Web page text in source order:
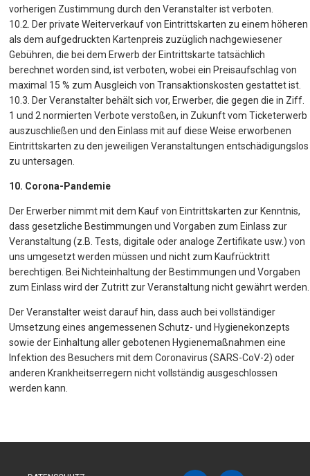
vorherigen Zustimmung durch den Veranstalter ist verboten.
10.2. Der private Weiterverkauf von Eintrittskarten zu einem höheren
als dem aufgedruckten Kartenpreis zuzüglich nachgewiesener
Gebühren, die bei dem Erwerb der Eintrittskarte tatsächlich
berechnet worden sind, ist verboten, wobei ein Preisaufschlag von
maximal 15 % zum Ausgleich von Transaktionskosten gestattet ist.
10.3. Der Veranstalter behält sich vor, Erwerber, die gegen die in Ziff.
1 und 2 normierten Verbote verstoßen, in Zukunft vom Ticketerwerb
auszuschließen und den Einlass mit auf diese Weise erworbenen
Eintrittskarten zu den jeweiligen Veranstaltungen entschädigungslos
zu untersagen.
10. Corona-Pandemie
Der Erwerber nimmt mit dem Kauf von Eintrittskarten zur Kenntnis,
dass gesetzliche Bestimmungen und Vorgaben zum Einlass zur
Veranstaltung (z.B. Tests, digitale oder analoge Zertifikate usw.) von
uns umgesetzt werden müssen und nicht zum Kaufrücktritt
berechtigen. Bei Nichteinhaltung der Bestimmungen und Vorgaben
zum Einlass wird der Zutritt zur Veranstaltung nicht gewährt werden.
Der Veranstalter weist darauf hin, dass auch bei vollständiger
Umsetzung eines angemessenen Schutz- und Hygienekonzepts
sowie der Einhaltung aller gebotenen Hygienemaßnahmen eine
Infektion des Besuchers mit dem Coronavirus (SARS-CoV-2) oder
anderen Krankheitserregern nicht vollständig ausgeschlossen
werden kann.